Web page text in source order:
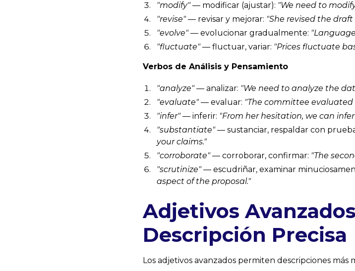
"modify"— modificar (ajustar): "We need to
"revise"— revisar y mejorar: "She revised the draft
"evolve"— evolucionar gradualmente: "Language
"fluctuate"— fluctuar, variar: "Prices fluctuate
Verbos de Análisis y Pensamiento
"analyze"— analizar: "We need to analyze the
"evaluate"— evaluar: "The committee evaluated
"infer"— inferir: "From her hesitation, we can infer
"substantiate"— sustanciar, respaldar con
your claims."
"corroborate"— corroborar, confirmar: "The
"scrutinize"— escudriñar, examinar
aspect of the proposal."
Adjetivos
Descripción Precisa
Los adjetivos avanzados permiten descripciones más